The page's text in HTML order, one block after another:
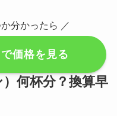
分かったら ／
価格を見る
何杯分？換算早